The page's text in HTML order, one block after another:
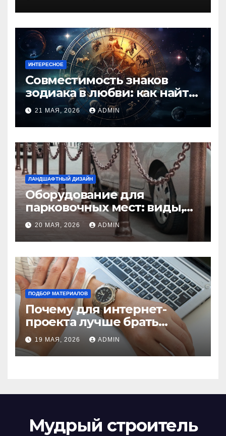
ИНТЕРЕСНОЕ
Совместимость знаков
зодиака в любви: как найти
идеальную пару и
избежать конфликтов
21 МАЯ, 2026 ADMIN
ЛАНДШАФТНЫЙ ДИЗАЙН
Оборудование для
парковочных мест: виды,
функции и нормы
установки
20 МАЯ, 2026 ADMIN
ПОДБОР МАТЕРИАЛОВ
Почему для интернет-
проекта лучше брать
отдельный сервер:
преимущества и ключевые
аспекты
19 МАЯ, 2026 ADMIN
Мудрый строитель